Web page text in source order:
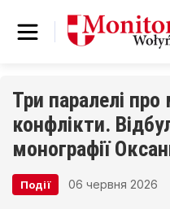
Три паралелі про
конфлікти.
монографії
Події 06 червня 2026